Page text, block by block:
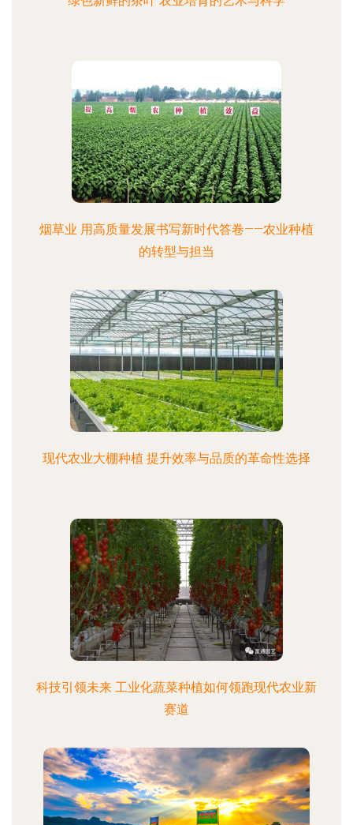
烟草业 用高质量发展书写新时代答卷——农业种植
的转型与担当
现代农业大棚种植 提升效率与品质的革命性选择
科技引领未来 工业化蔬菜种植如何领跑现代农业新
赛道